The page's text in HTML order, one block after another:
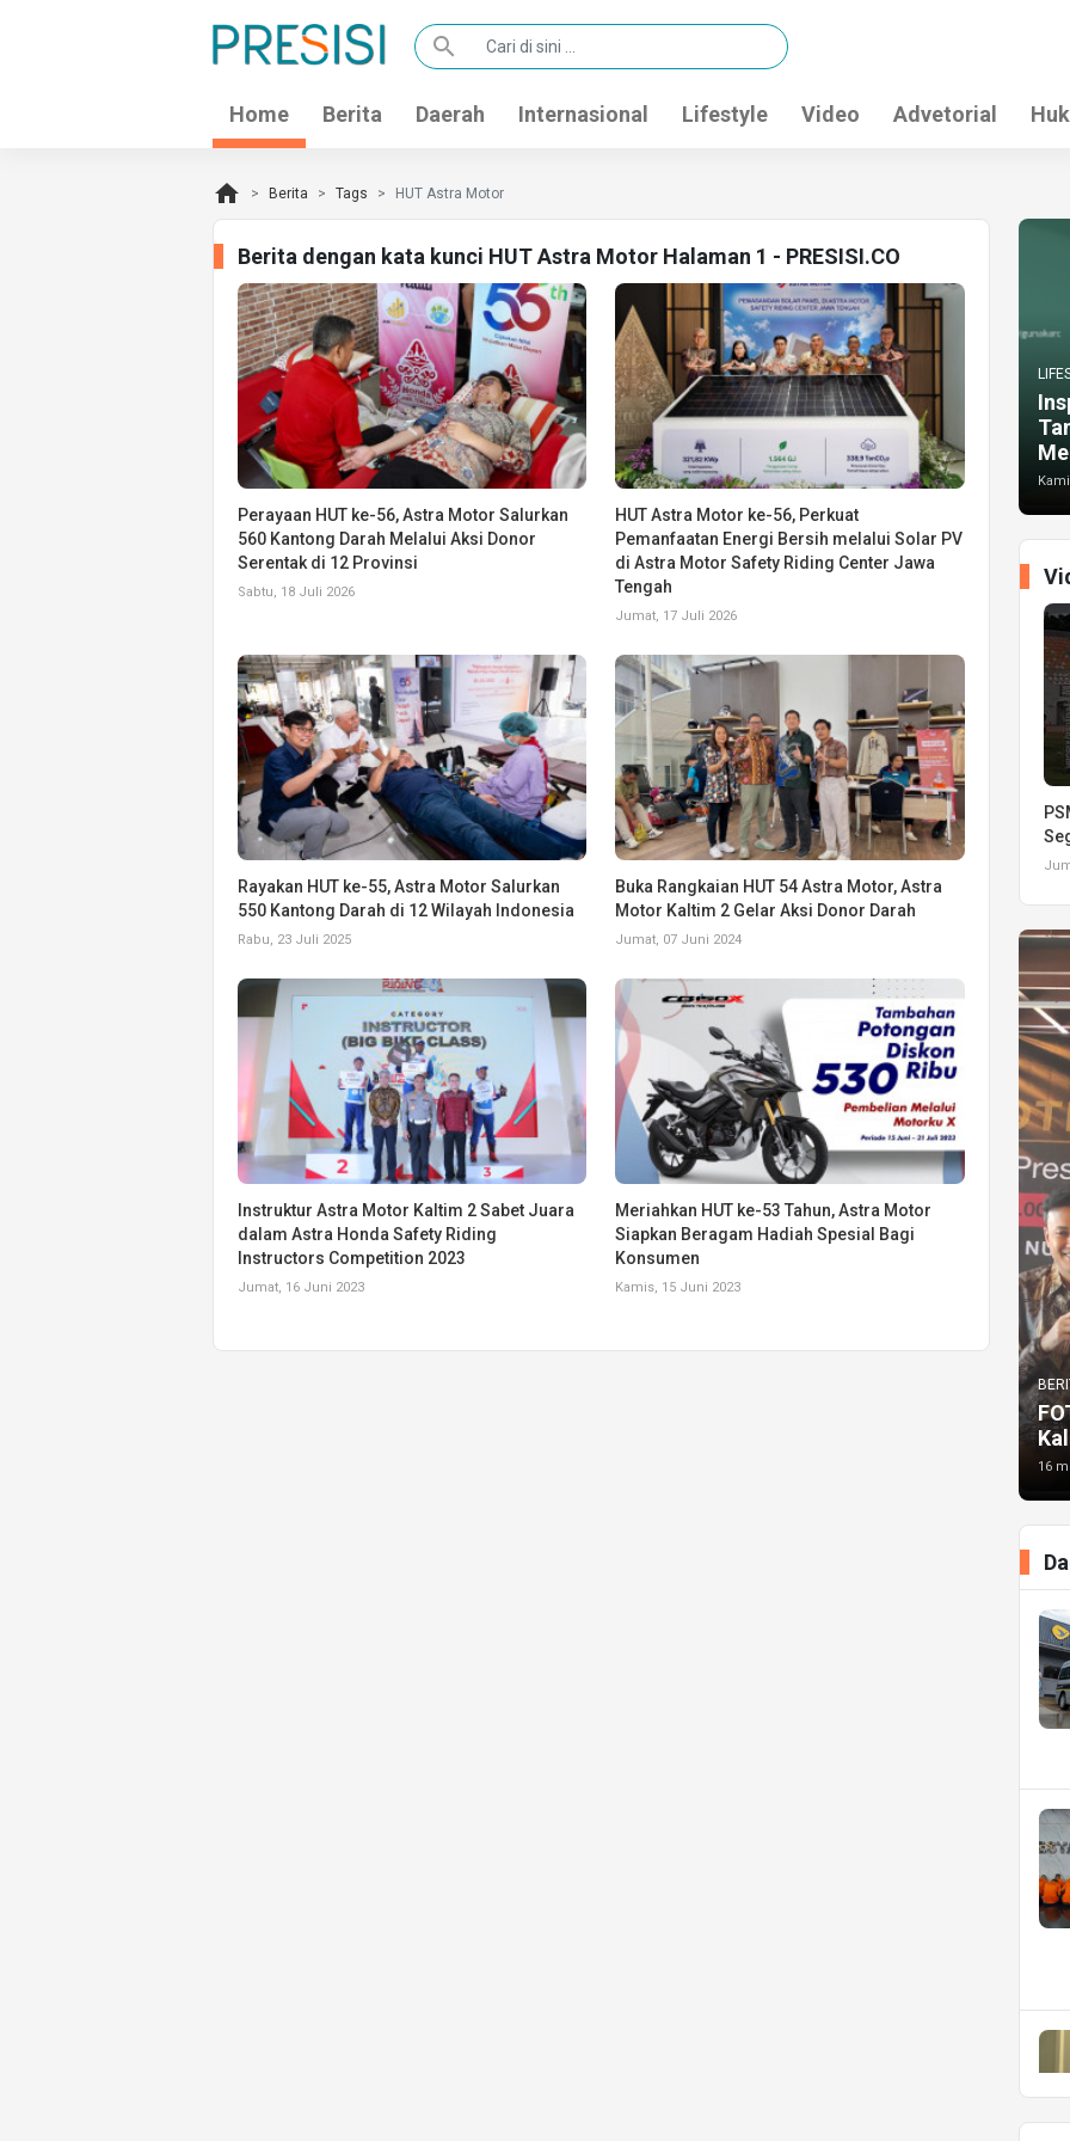
search
Home Berita Daerah Internasional Lifestyle Video Advetorial
home Berita Tags HUT Astra Motor
Berita dengan kata kunci HUT Astra Motor Halaman 1 - PRESISI.CO
Perayaan HUT ke-56, Astra Motor Salurkan
560 Kantong Darah Melalui Aksi Donor
Serentak di 12 Provinsi
Sabtu, 18 Juli 2026
HUT Astra Motor ke-56, Perkuat
Pemanfaatan Energi Bersih melalui Solar PV
di Astra Motor Safety Riding Center Jawa
Tengah
Jumat, 17 Juli 2026
Rayakan HUT ke-55, Astra Motor Salurkan
550 Kantong Darah di 12 Wilayah Indonesia
Rabu, 23 Juli 2025
Buka Rangkaian HUT 54 Astra Motor, Astra
Motor Kaltim 2 Gelar Aksi Donor Darah
Jumat, 07 Juni 2024
Instruktur Astra Motor Kaltim 2 Sabet Juara
dalam Astra Honda Safety Riding
Instructors Competition 2023
Jumat, 16 Juni 2023
Meriahkan HUT ke-53 Tahun, Astra Motor
Siapkan Beragam Hadiah Spesial Bagi
Konsumen
Kamis, 15 Juni 2023
16